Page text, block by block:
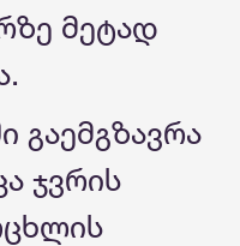
მეტად
გაემგზავრა
ჯვრის